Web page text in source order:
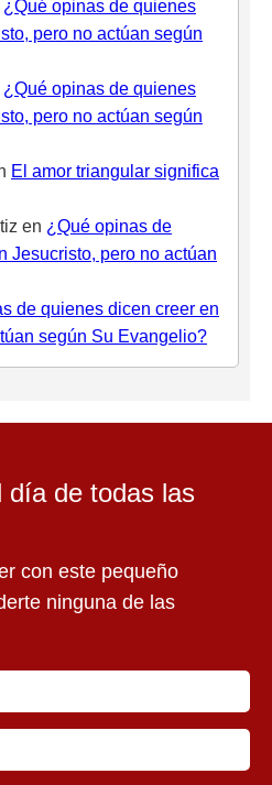
¿Qué opinas de quienes
pero no actúan según
¿Qué opinas de quienes
pero no actúan según
El amor triangular significa
en ¿Qué opinas de
Jesucristo, pero no actúan
de quienes dicen creer en
según Su Evangelio?
día de todas las
con este pequeño
ninguna de las